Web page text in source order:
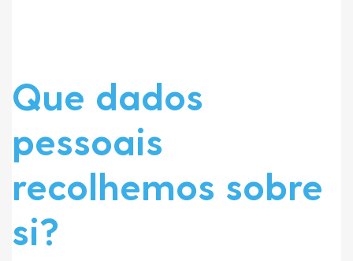
Que dados
pessoais
recolhemos sobre
si?